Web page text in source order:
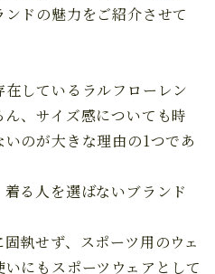
ドの魅力をご紹介させて
しているラルフローレン
、サイズ感についても時
のが大きな理由の1つであ
る人を選ばないブランド
執せず、スポーツ用のウェ
にもスポーツウェアとして